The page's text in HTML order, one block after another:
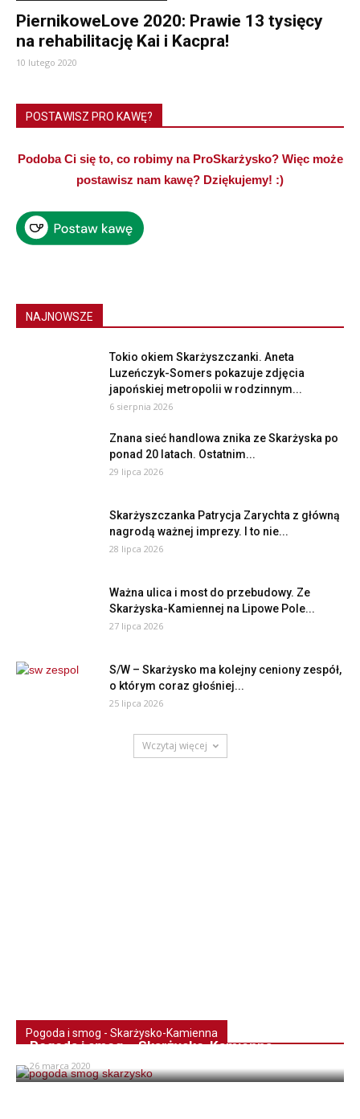
PiernikoweLove 2020: Prawie 13 tysięcy
na rehabilitację Kai i Kacpra!
10 lutego 2020
POSTAWISZ PRO KAWĘ?
Podoba Ci się to, co robimy na ProSkarżysko? Więc może
postawisz nam kawę? Dziękujemy! :)
NAJNOWSZE
Tokio okiem Skarżyszczanki. Aneta
Luzeńczyk-Somers pokazuje zdjęcia
japońskiej metropolii w rodzinnym...
6 sierpnia 2026
Znana sieć handlowa znika ze Skarżyska po
ponad 20 latach. Ostatnim...
29 lipca 2026
Skarżyszczanka Patrycja Zarychta z główną
nagrodą ważnej imprezy. I to nie...
28 lipca 2026
Ważna ulica i most do przebudowy. Ze
Skarżyska-Kamiennej na Lipowe Pole...
27 lipca 2026
S/W – Skarżysko ma kolejny ceniony zespół,
o którym coraz głośniej...
25 lipca 2026
Wczytaj więcej
Pogoda i smog - Skarżysko-Kamienna
Pogoda i smog – Skarżysko-Kamienna
26 marca 2020